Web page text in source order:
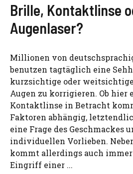
Brille, Kontaktlinse
Augenlaser?
Millionen von
benutzen tagtäglich eine
kurzsichtige oder
Augen zu korrigieren. Ob hier
Kontaktlinse in Betracht
Faktoren abhängig,
eine Frage des Geschmackes
individuellen Vorlieben.
kommt allerdings auch
Eingriff einer ...